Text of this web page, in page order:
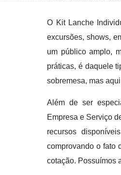
O Kit Lanche
excursões, shows,
um público amplo,
práticas, é daquele
sobremesa, mas
Além de ser
Empresa e Serviço
recursos
comprovando o fato
cotação. Possuímos